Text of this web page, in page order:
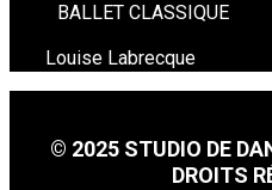
BALLET CLASSIQUE
Louise Labrecque
© 2025 STUDIO DE
DROITS